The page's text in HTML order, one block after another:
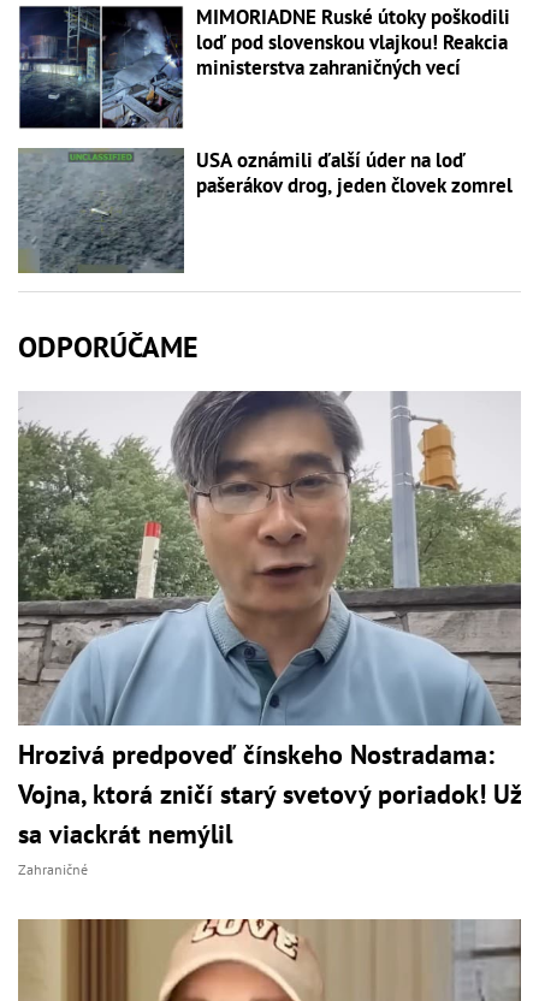
MIMORIADNE Ruské útoky poškodili
loď pod slovenskou vlajkou! Reakcia
ministerstva zahraničných vecí
USA oznámili ďalší úder na loď
pašerákov drog, jeden človek zomrel
ODPORÚČAME
Hrozivá predpoveď čínskeho Nostradama:
Vojna, ktorá zničí starý svetový poriadok! Už
sa viackrát nemýlil
Zahraničné